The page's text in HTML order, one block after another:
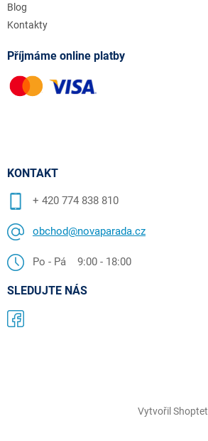
Blog
Kontakty
Příjmáme online platby
KONTAKT
+ 420 774 838 810
obchod@novaparada.cz
Po - Pá 9:00 - 18:00
SLEDUJTE NÁS
Vytvořil Shoptet